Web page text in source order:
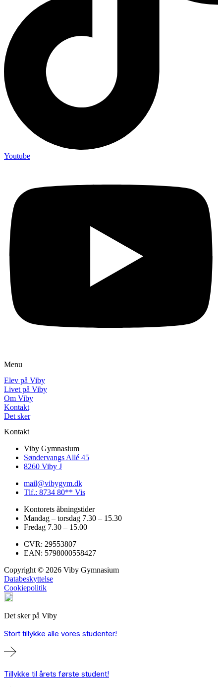
Youtube
Menu
Elev på Viby
Livet på Viby
Om Viby
Kontakt
Det sker
Kontakt
Viby Gymnasium
Søndervangs Allé 45
8260 Viby J
mail@vibygym.dk
Tlf.: 8734 80** Vis
Kontorets åbningstider
Mandag – torsdag 7.30 – 15.30
Fredag 7.30 – 15.00
CVR: 29553807
EAN: 5798000558427
Copyright © 2026 Viby Gymnasium
Databeskyttelse
Cookiepolitik
Det sker på Viby
Stort tillykke alle vores studenter!
Tillykke til årets første student!